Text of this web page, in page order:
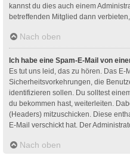
kannst du dies auch einem
betreffenden Mitglied dann
Nach oben
Ich habe eine Spam-E-Mail von
Es tut uns leid, das zu hören. Das
Sicherheitsvorkehrungen, die
identifizieren sollen. Du solltest
du bekommen hast, weiterleiten.
(Headers) mitzuschicken. Diese
E-Mail verschickt hat. Der
Nach oben